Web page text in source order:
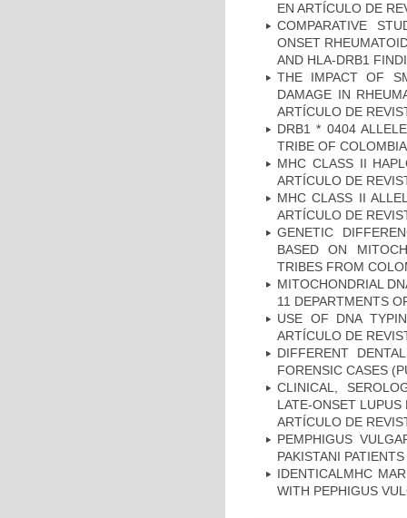
EN ARTÍCULO DE
COMPARATIVE
ONSET
AND HLA-DRB1
THE IMPACT OF
DAMAGE IN
ARTÍCULO DE
DRB1 * 0404
TRIBE OF
MHC CLASS II
ARTÍCULO DE
MHC CLASS II
ARTÍCULO DE
GENETIC
BASED ON
TRIBES FROM
MITOCHONDRIAL
11 DEPARTMENTS
USE OF DNA
ARTÍCULO DE
DIFFERENT
FORENSIC CASES
CLINICAL,
LATE-ONSET
ARTÍCULO DE
PEMPHIGUS
PAKISTANI
IDENTICALMHC
WITH PEPHIGUS